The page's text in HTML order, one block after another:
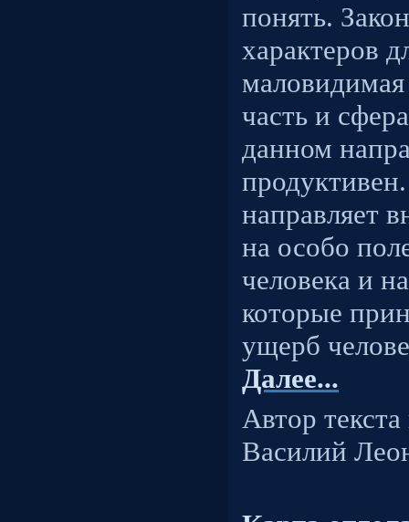
понять.
характеров
часть и
данном
направляет
на особо
человека и
которые
ущерб
Далее...
Автор
Василий